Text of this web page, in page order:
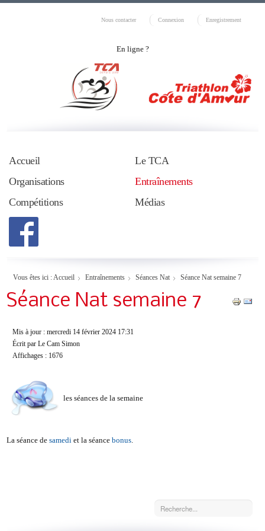
Nous contacter Connexion Enregistrement
En ligne ?
Accueil
Le TCA
Organisations
Entraînements
Compétitions
Médias
Vous êtes ici :Accueil Entraînements Séances Nat Séance Nat semaine 7
Séance Nat semaine 7
Mis à jour : mercredi 14 février 2024 17:31
Écrit par Le Cam Simon
Affichages : 1676
les séances de la semaine
La séance desamedi et la séancebonus.